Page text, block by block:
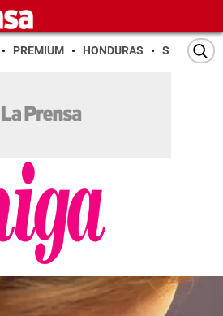
PREMIUM HONDURAS SAN PEDRO